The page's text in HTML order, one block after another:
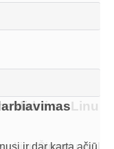
ir dar kartą ačiū
dirbti su Linu
Linu Šimoniu. Kol